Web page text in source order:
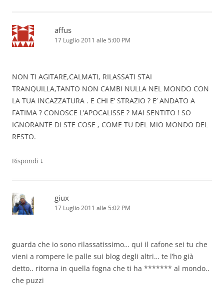
affus
17 Luglio 2011 alle 5:00 PM
NON TI AGITARE,CALMATI, RILASSATI STAI
TRANQUILLA,TANTO NON CAMBI NULLA NEL MONDO CON
LA TUA INCAZZATURA . E CHI E’ STRAZIO ? E’ ANDATO A
FATIMA ? CONOSCE L’APOCALISSE ? MAI SENTITO ! SO
IGNORANTE DI STE COSE , COME TU DEL MIO MONDO DEL
RESTO.
Rispondi ↓
giux
17 Luglio 2011 alle 5:02 PM
guarda che io sono rilassatissimo… qui il cafone sei tu che
vieni a rompere le palle sui blog degli altri… te l’ho già
detto.. ritorna in quella fogna che ti ha ******* al mondo..
che puzzi